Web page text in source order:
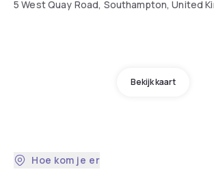
5 West Quay Road, Southampton, United
Bekijk kaart
Hoe kom je er